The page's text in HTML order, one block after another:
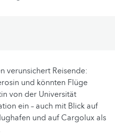
verunsichert Reisende:
und könnten Flüge
von der Universität
ein – auch mit Blick auf
und auf Cargolux als